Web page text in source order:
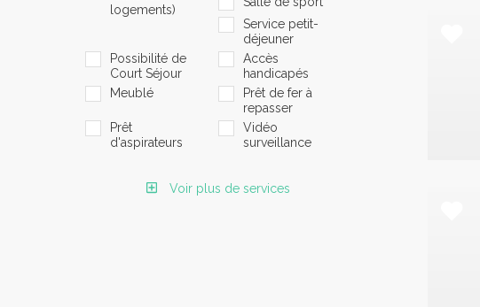
logements)
Service petit-
déjeuner
Possibilité de
Court Séjour
Accès
handicapés
Meublé
Prêt de fer à
repasser
Prêt
d'aspirateurs
Vidéo
surveillance
Voir plus de services